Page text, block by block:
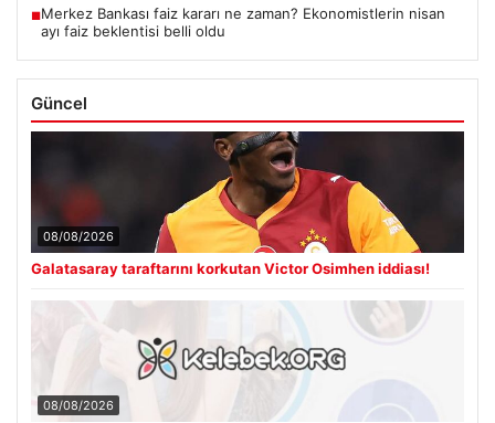
■Merkez Bankası faiz kararı ne zaman? Ekonomistlerin nisan
ayı faiz beklentisi belli oldu
Güncel
08/08/2026
Galatasaray taraftarını korkutan Victor Osimhen iddiası!
08/08/2026